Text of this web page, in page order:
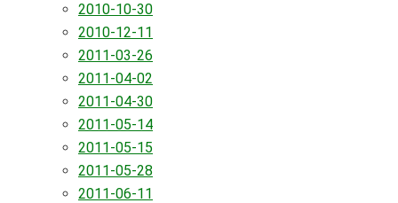
2010-10-30
2010-12-11
2011-03-26
2011-04-02
2011-04-30
2011-05-14
2011-05-15
2011-05-28
2011-06-11